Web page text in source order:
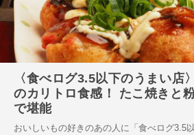
〈食べログ3.5以下のうまい店
のカリトロ食感！ たこ焼きと
で堪能
おいしいもの好きのあの人に「食べログ3.5